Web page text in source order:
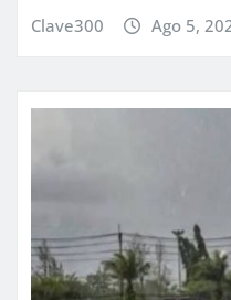
Clave300 Ago 5,